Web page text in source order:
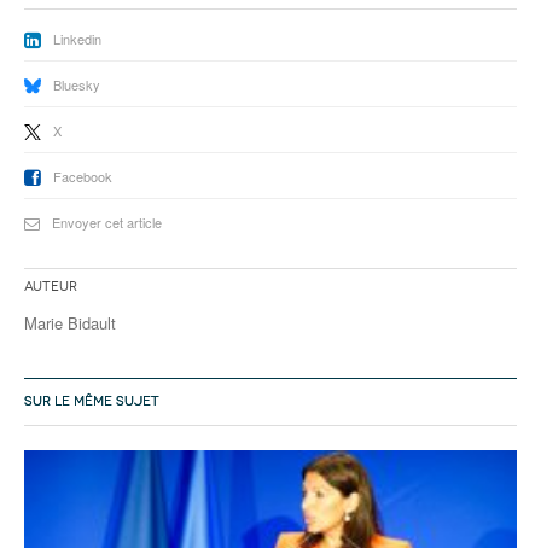
Linkedin
Bluesky
X
Facebook
Envoyer cet article
Auteur
Marie Bidault
SUR LE MÊME SUJET